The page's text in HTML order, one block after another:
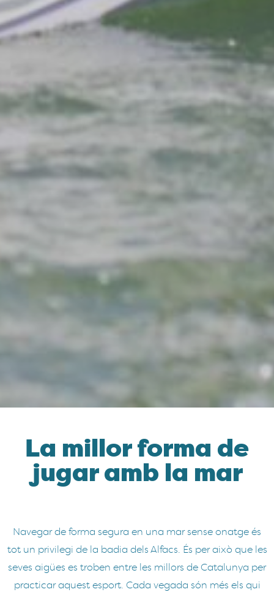
La millor forma de
jugar amb la mar
Navegar de forma segura en una mar sense onatge és
tot un privilegi de la badia dels Alfacs. És per això que les
seves aigües es troben entre les millors de Catalunya per
practicar aquest esport. Cada vegada són més els qui